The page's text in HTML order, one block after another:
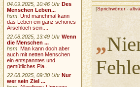
[Sprichwörter-
„
04.09.2025, 10:46 Uhr Des
Menschen Leben...
hsm:Und manchmal kann
das Leben ein ganz schönes
Arschloch sein....
22.08.2025, 13:49 Uhr Wenn
die Menschen ...
hsm:Man kann doch aber
auch mit netten Menschen
ein entspanntes und
gemütliches Pla...
22.08.2025, 09:30 Uhr Nur
wer sein Ziel ...